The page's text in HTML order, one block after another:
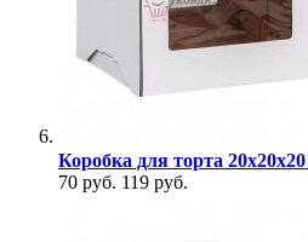
Коробка для торта
70 руб. 119 руб.